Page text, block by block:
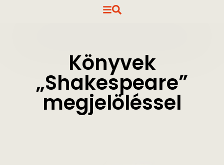
Könyvek
„Shakespeare”
megjelöléssel